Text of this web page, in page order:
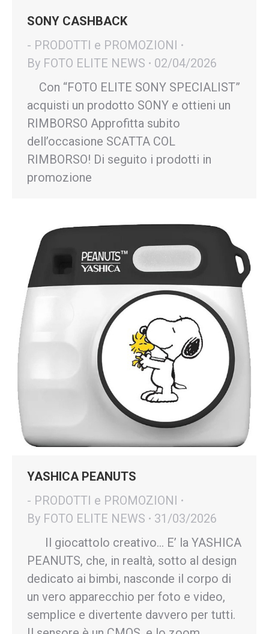
SONY CASHBACK
- PRODOTTI e PROMOZIONI
By FOTO ELITE NEWS
02/04/2026
Con “FOTO ELITE SONY SPECIALIST”
acquisti un prodotto SONY e ottieni un
RIMBORSO Approfitta subito
dell’occasione SCATTA COL
RIMBORSO! Di seguito i prodotti in
promozione
YASHICA PEANUTS
- PRODOTTI e PROMOZIONI
By FOTO ELITE NEWS
31/03/2026
Il giocattolo creativo… E’ la YASHICA
PEANUTS, che, in realtà, sotto al design
dedicato ai bimbi, nasconde il corpo di
un vero apparecchio per foto e video,
semplice e divertente davvero per tutti.